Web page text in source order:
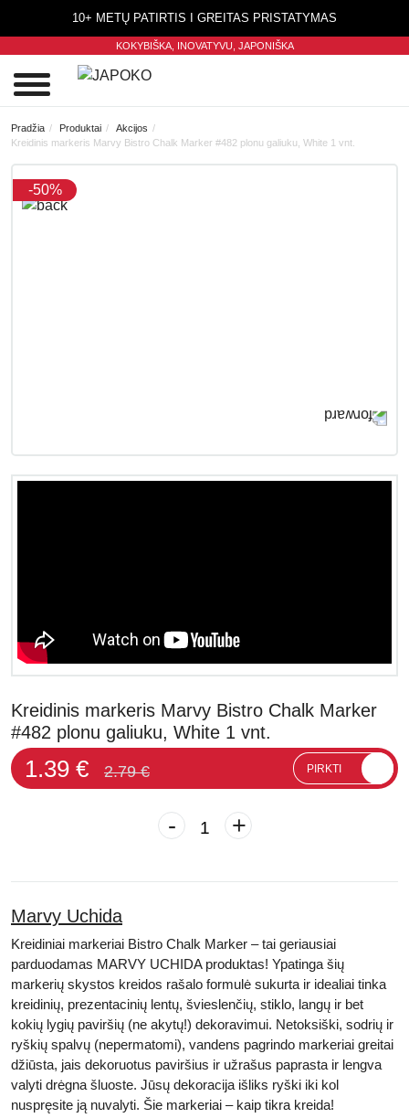
10+ METŲ PATIRTIS I GREITAS PRISTATYMAS
KOKYBIŠKA, INOVATYVU, JAPONIŠKA
Pradžia Produktai
Akcijos
Kreidinis markeris Marvy Bistro Chalk Marker #482 plonu galiuku, White 1 vnt.
-50%
Kreidinis markeris Marvy Bistro Chalk Marker
#482 plonu galiuku, White 1 vnt.
1.39 € 2.79 € PIRKTI
- +
Marvy Uchida
Kreidiniai markeriai Bistro Chalk Marker – tai geriausiai
parduodamas MARVY UCHIDA produktas! Ypatinga šių
markerių skystos kreidos rašalo formulė sukurta ir idealiai tinka
kreidinių, prezentacinių lentų, švieslenčių, stiklo, langų ir bet
kokių lygių paviršių (ne akytų!) dekoravimui. Netoksiški, sodrių ir
ryškių spalvų (nepermatomi), vandens pagrindo markeriai greitai
džiūsta, jais dekoruotus paviršius ir užrašus paprasta ir lengva
valyti drėgna šluoste. Jūsų dekoracija išliks ryški iki kol
nuspręsite ją nuvalyti. Šie markeriai – kaip tikra kreida!